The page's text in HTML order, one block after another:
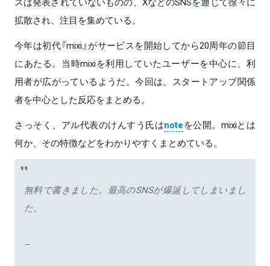
拡散され、注目を集めている。
今年は初代『mixi』がサービスを開始してから20周年の節目
にあたる。当時mixiを利用していたユーザーを中心に、利
用者が広がっているようだ。今回は、スタートアップ関係
者を中心とした反応をまとめる。
さっそく、アル代表のけんすう氏はnoteを公開。mixiとは
何か、その特徴などをわかりやすくまとめている。
無料で書きました。最高のSNSが爆誕してしまいまし
た。
--